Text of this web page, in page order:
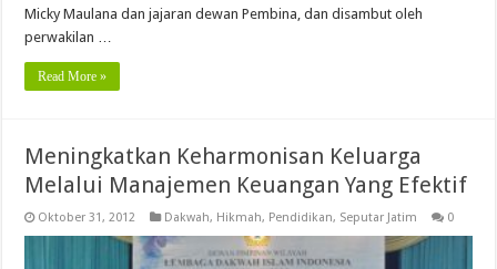
Micky Maulana dan jajaran dewan Pembina, dan disambut oleh
perwakilan …
Read More »
Meningkatkan Keharmonisan Keluarga
Melalui Manajemen Keuangan Yang Efektif
Oktober 31, 2012 Dakwah, Hikmah, Pendidikan, Seputar Jatim 0